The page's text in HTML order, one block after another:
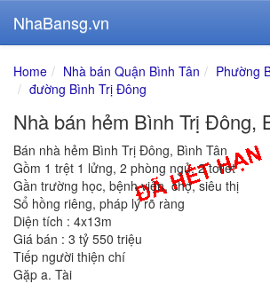
NhaBansg.vn
Home Nhà bán Quận Bình Tân
Phường
đường Bình Trị Đông
Nhà bán hẻm Bình Trị Đông,
Bán nhà hẻm Bình Trị Đông, Bình Tân
Gồm 1 trệt 1 lửng, 2 phòng ngủ, 2 toilet
Gần trường học, bệnh viện, chợ, siêu thị
Sổ hồng riêng, pháp lý rõ ràng
Diện tích : 4x13m
Giá bán : 3 tỷ 550 triệu
Tiếp người thiện chí
Gặp a. Tài